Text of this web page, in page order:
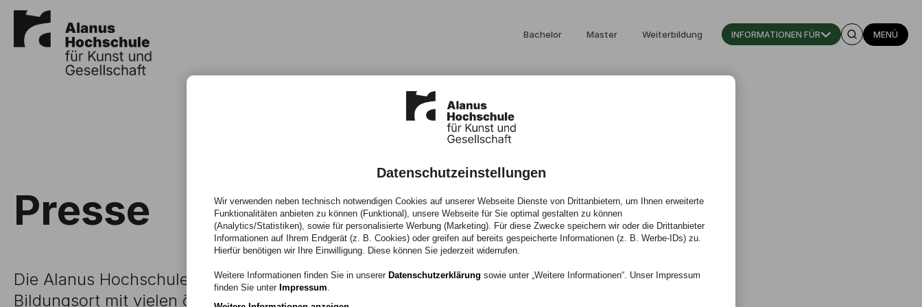
Bachelor Master Weiterbildung INFORMATIONEN FÜR MENÜ
Presse
Die Alanus Hochschule ist ein lebendiger und kreativer
Bildungsort mit vielen öffentlichen Veranstaltungen. Unsere
Datenschutzeinstellungen
Wir verwenden neben technisch notwendigen Cookies auf unserer Webseite Dienste von Drittanbietern, um Ihnen erweiterte
Funktionalitäten anbieten zu können (Funktional), unsere Webseite für Sie optimal gestalten zu können
(Analytics/Statistiken), sowie für personalisierte Werbung (Marketing). Für diese Zwecke speichern wir oder die Drittanbieter
Informationen auf Ihrem Endgerät (z. B. Cookies) oder greifen auf bereits gespeicherte Informationen (z. B. Werbe-IDs) zu.
Hierfür benötigen wir Ihre Einwilligung. Diese können Sie jederzeit widerrufen.
Weitere Informationen finden Sie in unserer Datenschutzerklärung sowie unter „Weitere Informationen“. Unser Impressum
finden Sie unter Impressum.